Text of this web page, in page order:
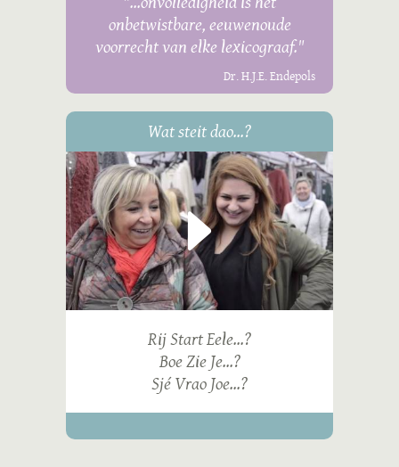
onbetwistbare, eeuwenoude
voorrecht van elke lexicograaf."
Dr. H.J.E. Endepols
Wat steit dao...?
Rij Start Eele...?
Boe Zie Je...?
Sjé Vrao Joe...?